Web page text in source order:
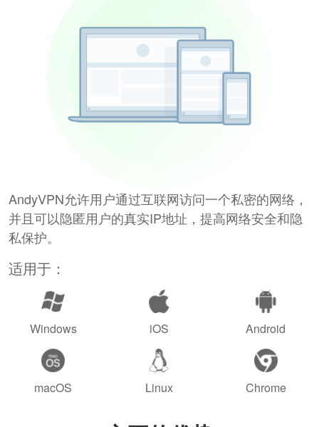
AndyVPN允许用户通过互联网访问一个私密的网络，
并且可以隐匿用户的真实IP地址，提高网络安全和隐
私保护。
适用于：
Windows iOS Android
macOS Linux Chrome